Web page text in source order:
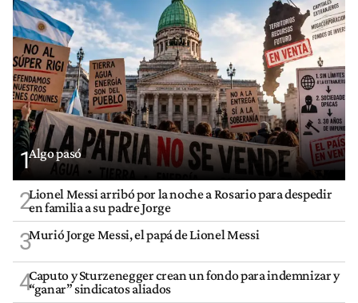
1Algo pasó
2Lionel Messi arribó por la noche a Rosario para despedir
en familia a su padre Jorge
3Murió Jorge Messi, el papá de Lionel Messi
4Caputo y Sturzenegger crean un fondo para indemnizar y
“ganar” sindicatos aliados